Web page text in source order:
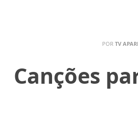
POR TV
Canções